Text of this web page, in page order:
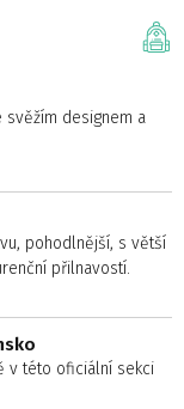
designem a
pohodlnější, s větší
přilnavostí.
v této oficiální sekci